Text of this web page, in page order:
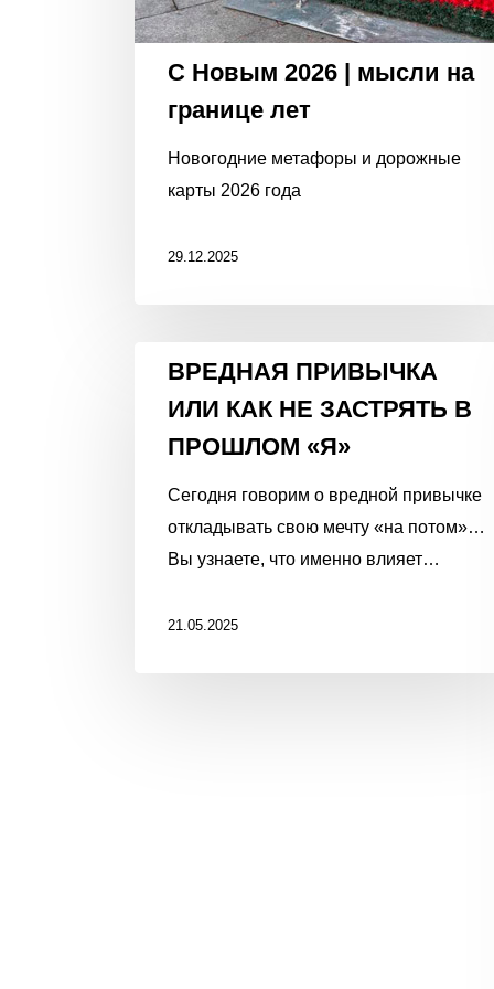
С Новым 2026 | мысли на
границе лет
Новогодние метафоры и дорожные
карты 2026 года
29.12.2025
ПРИВЫЧКА
ИЛИ
ВРЕДНАЯ ПРИВЫЧКА
ИЛИ КАК НЕ ЗАСТРЯТЬ В
ПРОШЛОМ «Я»
Сегодня говорим о вредной привычке
откладывать свою мечту «на потом»…
Вы узнаете, что именно влияет…
21.05.2025